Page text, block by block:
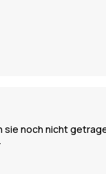
noch nicht